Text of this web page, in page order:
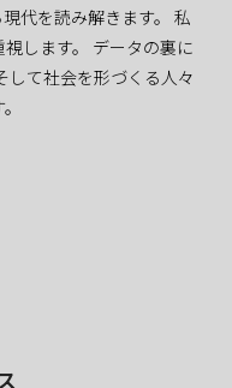
代を読み解きます。 私
します。 データの裏に
して社会を形づくる人々